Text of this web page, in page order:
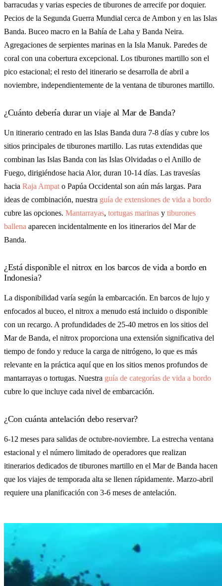
barracudas y varias especies de tiburones de arrecife por doquier.
Pecios de la Segunda Guerra Mundial cerca de Ambon y en las Islas
Banda. Buceo macro en la Bahía de Laha y Banda Neira.
Agregaciones de serpientes marinas en la Isla Manuk. Paredes de
coral con una cobertura excepcional. Los tiburones martillo son el
pico estacional; el resto del itinerario se desarrolla de abril a
noviembre, independientemente de la ventana de tiburones martillo.
¿Cuánto debería durar un viaje al Mar de Banda?
Un itinerario centrado en las Islas Banda dura 7-8 días y cubre los
sitios principales de tiburones martillo. Las rutas extendidas que
combinan las Islas Banda con las Islas Olvidadas o el Anillo de
Fuego, dirigiéndose hacia Alor, duran 10-14 días. Las travesías
hacia Raja Ampat o Papúa Occidental son aún más largas. Para
ideas de combinación, nuestra guía de extensiones de vida a bordo
cubre las opciones. Mantarrayas, tortugas marinas y tiburones
ballena aparecen incidentalmente en los itinerarios del Mar de
Banda.
¿Está disponible el nitrox en los barcos de vida a bordo en
Indonesia?
La disponibilidad varía según la embarcación. En barcos de lujo y
enfocados al buceo, el nitrox a menudo está incluido o disponible
con un recargo. A profundidades de 25-40 metros en los sitios del
Mar de Banda, el nitrox proporciona una extensión significativa del
tiempo de fondo y reduce la carga de nitrógeno, lo que es más
relevante en la práctica aquí que en los sitios menos profundos de
mantarrayas o tortugas. Nuestra guía de categorías de vida a bordo
cubre lo que incluye cada nivel de embarcación.
¿Con cuánta antelación debo reservar?
6-12 meses para salidas de octubre-noviembre. La estrecha ventana
estacional y el número limitado de operadores que realizan
itinerarios dedicados de tiburones martillo en el Mar de Banda hacen
que los viajes de temporada alta se llenen rápidamente. Marzo-abril
requiere una planificación con 3-6 meses de antelación.